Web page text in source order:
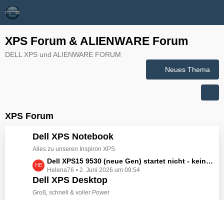
XPS Forum & ALIENWARE Forum
DELL XPS und ALIENWARE FORUM
Neues Thema
XPS Forum
Dell XPS Notebook
Alles zu unseren Inspiron XPS
L
e
t
z
Dell XPS15 9530 (neue Gen) startet nicht - kein booten, kein Licht - nichts tut sich - hat jemand eine Idee wie man ihn zum Leben erwecken könnte?
Helena76 2. Juni 2026 um 09:54
Dell XPS Desktop
Groß, schnell & voller Power